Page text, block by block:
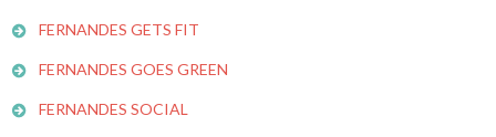
FERNANDES GETS FIT
FERNANDES GOES GREEN
FERNANDES SOCIAL